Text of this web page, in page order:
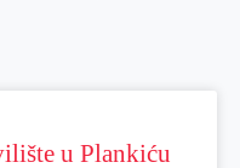
u Plankiću